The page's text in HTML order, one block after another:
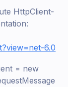
HttpClient-
6.0
= new